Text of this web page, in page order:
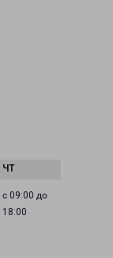
с 09:00 до
18:00